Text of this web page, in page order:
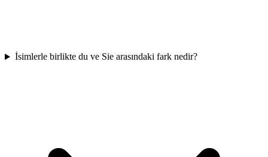
İsimlerle birlikte du ve Sie arasındaki fark nedir?